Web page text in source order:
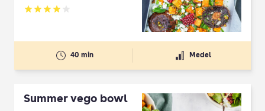
Betyg: 3.92 av 5
40 min Medel
Summer vego bowl